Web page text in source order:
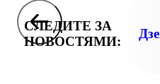
СЛЕДИТЕ ЗА
НОВОСТЯМИ: